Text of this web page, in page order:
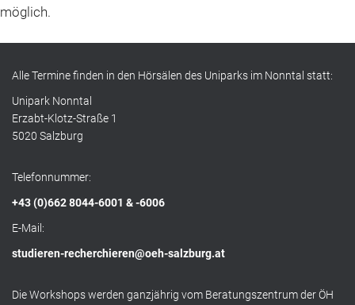
möglich.
Alle Termine finden in den Hörsälen des Uniparks im Nonntal statt:
Unipark Nonntal
Erzabt-Klotz-Straße 1
5020 Salzburg
Telefonnummer:
+43 (0)662 8044-6001 & -6006
E-Mail:
studieren-recherchieren@oeh-salzburg.at
Die Workshops werden ganzjährig vom Beratungszentrum der ÖH